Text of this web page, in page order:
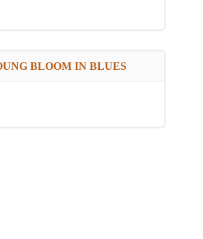
BLOOM IN BLUES